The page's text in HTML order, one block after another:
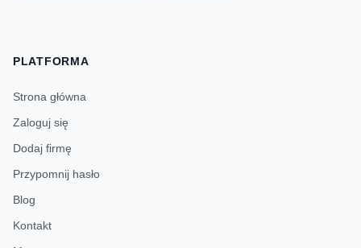
PLATFORMA
Strona główna
Zaloguj się
Dodaj firmę
Przypomnij hasło
Blog
Kontakt